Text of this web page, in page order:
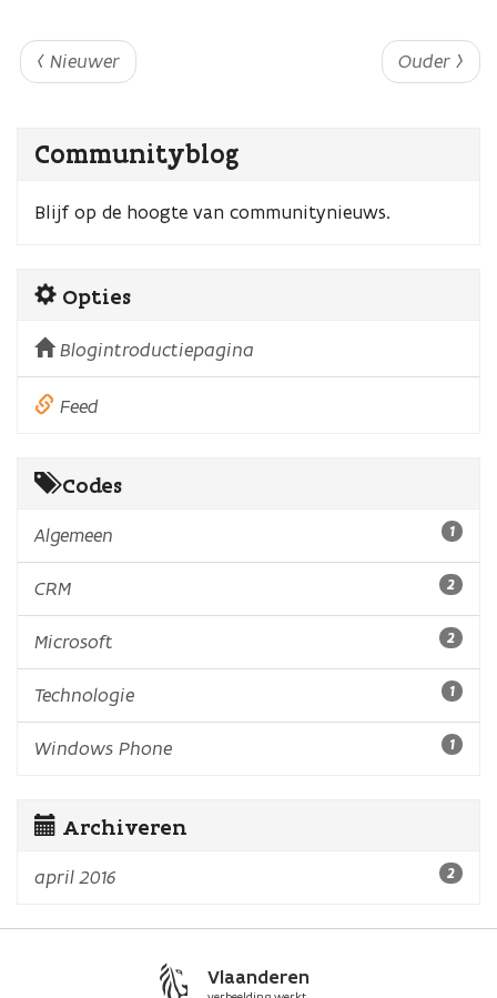
‹ Nieuwer Ouder ›
Communityblog
Blijf op de hoogte van communitynieuws.
Opties
Blogintroductiepagina
Feed
Codes
Algemeen 1
CRM 2
Microsoft 2
Technologie 1
Windows Phone 1
Archiveren
april 2016 2
Vlaanderen